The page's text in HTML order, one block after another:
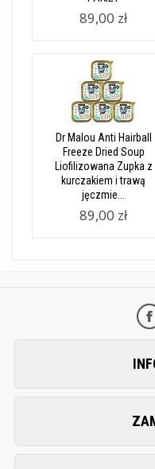
89,00 zł
Dr Malou Anti Hairball
Freeze Dried Soup
Liofilizowana Zupka z
kurczakiem i trawą
jęczmie...
89,00 zł